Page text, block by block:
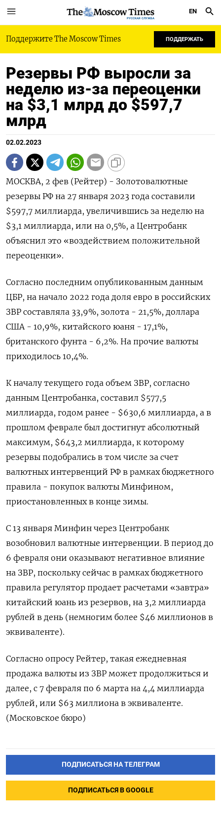
РУССКАЯ СЛУЖБА
EN
Поддержите The Moscow Times ПОДДЕРЖАТЬ
Резервы РФ выросли за
неделю из-за переоценки
на $3,1 млрд до $597,7
млрд
02.02.2023
МОСКВА, 2 фев (Рейтер) - Золотовалютные
резервы РФ на 27 января 2023 года составили
$597,7 миллиарда, увеличившись за неделю на
$3,1 миллиарда, или на 0,5%, а Центробанк
объяснил это «воздействием положительной
переоценки».
Согласно последним опубликованным данным
ЦБР, на начало 2022 года доля евро в российских
ЗВР составляла 33,9%, золота - 21,5%, доллара
США - 10,9%, китайского юаня - 17,1%,
британского фунта - 6,2%. На прочие валюты
приходилось 10,4%.
К началу текущего года объем ЗВР, согласно
данным Центробанка, составил $577,5
миллиарда, годом ранее - $630,6 миллиарда, а в
прошлом феврале был достигнут абсолютный
максимум, $643,2 миллиарда, к которому
резервы подобрались в том числе за счет
валютных интервенций РФ в рамках бюджетного
правила - покупок валюты Минфином,
приостановленных в конце зимы.
С 13 января Минфин через Центробанк
возобновил валютные интервенции. В период до
6 февраля они оказывают негативное влияние
на ЗВР, поскольку сейчас в рамках бюджетного
правила регулятор продает расчетами «завтра»
китайский юань из резервов, на 3,2 миллиарда
рублей в день (немногим более $46 миллионов в
эквиваленте).
Согласно опросу Рейтер, такая ежедневная
продажа валюты из ЗВР может продолжиться и
далее, с 7 февраля по 6 марта на 4,4 миллиарда
рублей, или $63 миллиона в эквиваленте.
(Московское бюро)
ПОДПИСАТЬСЯ НА ТЕЛЕГРАМ
ПОДПИСАТЬСЯ В GOOGLE